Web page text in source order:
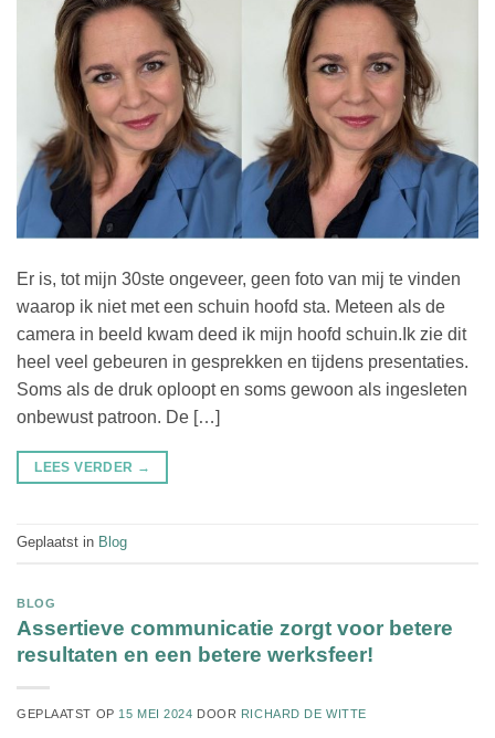
Er is, tot mijn 30ste ongeveer, geen foto van mij te vinden
waarop ik niet met een schuin hoofd sta. Meteen als de
camera in beeld kwam deed ik mijn hoofd schuin.Ik zie dit
heel veel gebeuren in gesprekken en tijdens presentaties.
Soms als de druk oploopt en soms gewoon als ingesleten
onbewust patroon. De […]
LEES VERDER →
Geplaatst in Blog
BLOG
Assertieve communicatie zorgt voor betere
resultaten en een betere werksfeer!
GEPLAATST OP 15 MEI 2024 DOOR RICHARD DE WITTE